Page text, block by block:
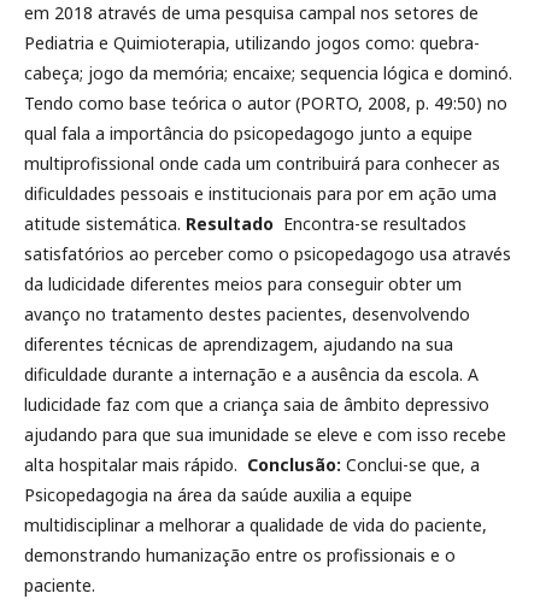
em 2018 através de uma pesquisa campal nos setores de
Pediatria e Quimioterapia, utilizando jogos como: quebra-
cabeça; jogo da memória; encaixe; sequencia lógica e dominó.
Tendo como base teórica o autor (PORTO, 2008, p. 49:50) no
qual fala a importância do psicopedagogo junto a equipe
multiprofissional onde cada um contribuirá para conhecer as
dificuldades pessoais e institucionais para por em ação uma
atitude sistemática. Resultado Encontra-se resultados
satisfatórios ao perceber como o psicopedagogo usa através
da ludicidade diferentes meios para conseguir obter um
avanço no tratamento destes pacientes, desenvolvendo
diferentes técnicas de aprendizagem, ajudando na sua
dificuldade durante a internação e a ausência da escola. A
ludicidade faz com que a criança saia de âmbito depressivo
ajudando para que sua imunidade se eleve e com isso recebe
alta hospitalar mais rápido. Conclusão: Conclui-se que, a
Psicopedagogia na área da saúde auxilia a equipe
multidisciplinar a melhorar a qualidade de vida do paciente,
demonstrando humanização entre os profissionais e o
paciente.